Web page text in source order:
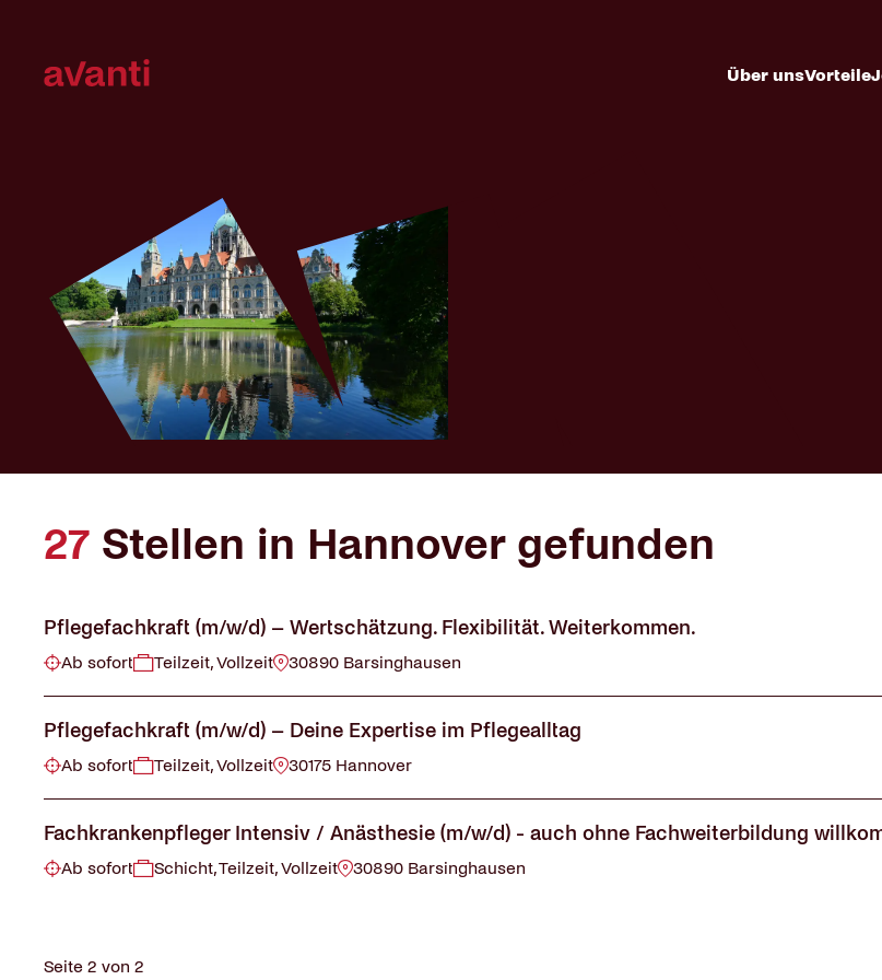
Über unsVorteile
27 Stellen in Hannover gefunden
Pflegefachkraft (m/w/d) – Wertschätzung. Flexibilität. Weiterkommen.
Ab sofort Teilzeit, Vollzeit 30890 Barsinghausen
Pflegefachkraft (m/w/d) – Deine Expertise im Pflegealltag
Ab sofort Teilzeit, Vollzeit 30175 Hannover
Fachkrankenpfleger Intensiv / Anästhesie (m/w/d) - auch ohne Fachweiterbildung
Ab sofort Schicht, Teilzeit, Vollzeit 30890 Barsinghausen
Seite 2 von 2